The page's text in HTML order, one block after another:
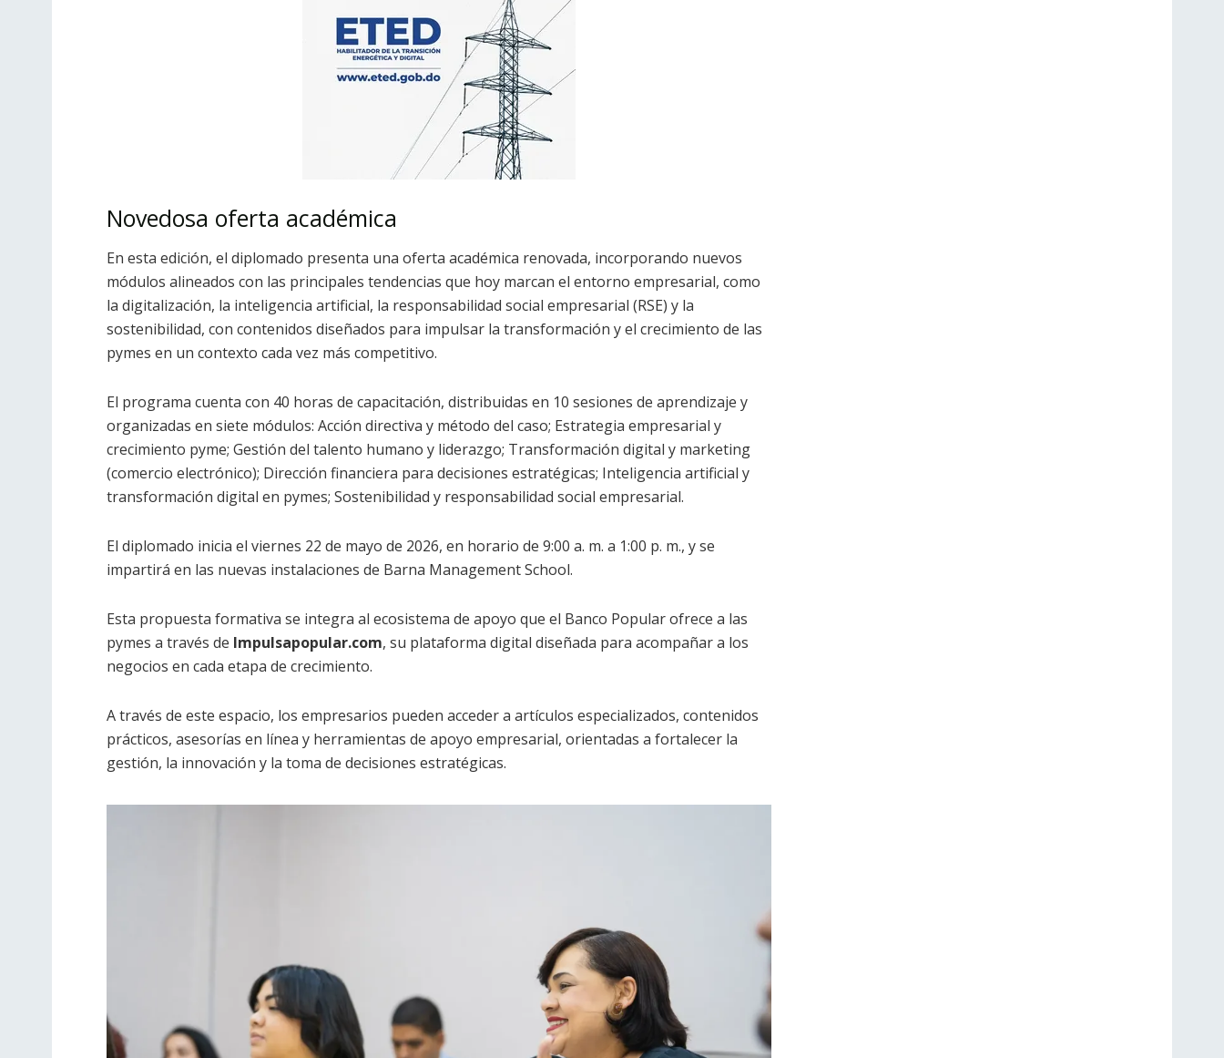
Novedosa oferta académica
En esta edición, el diplomado presenta una oferta académica renovada, incorporando nuevos
módulos alineados con las principales tendencias que hoy marcan el entorno empresarial, como
la digitalización, la inteligencia artificial, la responsabilidad social empresarial (RSE) y la
sostenibilidad, con contenidos diseñados para impulsar la transformación y el crecimiento de las
pymes en un contexto cada vez más competitivo.
El programa cuenta con 40 horas de capacitación, distribuidas en 10 sesiones de aprendizaje y
organizadas en siete módulos: Acción directiva y método del caso; Estrategia empresarial y
crecimiento pyme; Gestión del talento humano y liderazgo; Transformación digital y marketing
(comercio electrónico); Dirección financiera para decisiones estratégicas; Inteligencia artificial y
transformación digital en pymes; Sostenibilidad y responsabilidad social empresarial.
El diplomado inicia el viernes 22 de mayo de 2026, en horario de 9:00 a. m. a 1:00 p. m., y se
impartirá en las nuevas instalaciones de Barna Management School.
Esta propuesta formativa se integra al ecosistema de apoyo que el Banco Popular ofrece a las
pymes a través de Impulsapopular.com, su plataforma digital diseñada para acompañar a los
negocios en cada etapa de crecimiento.
A través de este espacio, los empresarios pueden acceder a artículos especializados, contenidos
prácticos, asesorías en línea y herramientas de apoyo empresarial, orientadas a fortalecer la
gestión, la innovación y la toma de decisiones estratégicas.